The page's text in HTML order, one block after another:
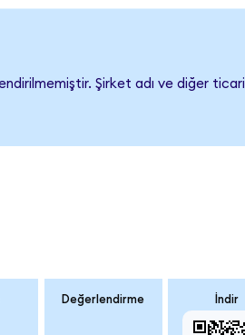
Şirket adı ve diğer ticari
Değerlendirme İndir